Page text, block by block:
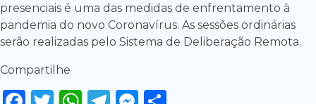
presenciais é uma das medidas de enfrentamento à
pandemia do novo Coronavírus. As sessões ordinárias
serão realizadas pelo Sistema de Deliberação Remota.
Compartilhe